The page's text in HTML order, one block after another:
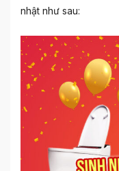
nhật như sau: